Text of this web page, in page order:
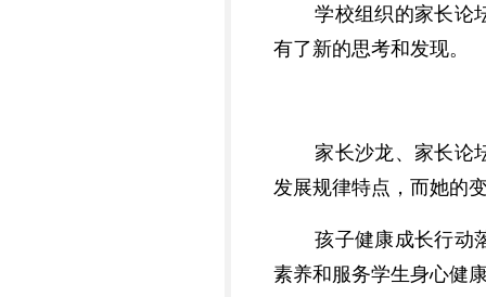
学校组织的家长论
有了新的思考和发现。
家长沙龙、家长论
发展规律特点，而她的
孩子健康成长行动
素养和服务学生身心健